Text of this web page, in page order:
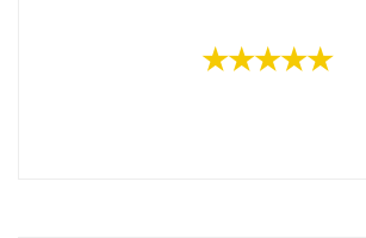
★★★★★